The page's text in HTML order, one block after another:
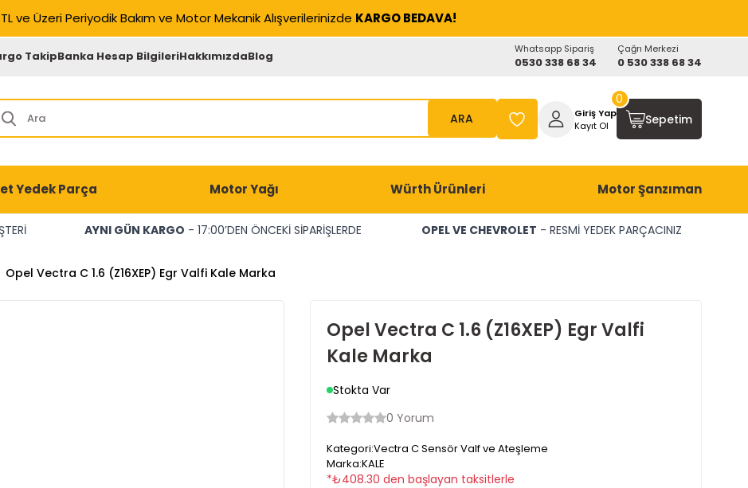
ve Üzeri Periyodik Bakım ve Motor Mekanik Alışverilerinizde KARGO BEDAVA!
TakipBanka Hesap BilgileriHakkımızdaBlog Whatsapp Sipariş
0530 338 68 34
Çağrı Merkezi
0 530 338 68 34
ARA
Giriş Yap
Kayıt Ol
Sepetim
0
Yedek Parça Motor Yağı Würth Ürünleri Motor Şanzıman
AYNI GÜN KARGO - 17:00’DEN ÖNCEKİ SİPARİŞLERDE OPEL VE CHEVROLET - RESMİ YEDEK PARÇACINIZ
Opel Vectra C 1.6 (Z16XEP) Egr Valfi Kale Marka
Opel Vectra C 1.6 (Z16XEP) Egr Valfi
Kale Marka
Stokta Var
0 Yorum
Kategori:Vectra C Sensör Valf ve Ateşleme
Marka:KALE
*₺408.30 den başlayan taksitlerle